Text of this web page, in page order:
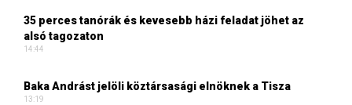
35 perces tanórák és kevesebb házi feladat jöhet az
alsó tagozaton
14:44
Baka Andrást jelöli köztársasági elnöknek a Tisza
13:19